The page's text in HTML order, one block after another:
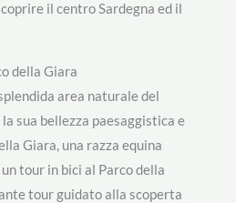
il centro Sardegna ed il
della Giara
area naturale del
sua bellezza paesaggistica e
Giara, una razza equina
tour in bici al Parco della
tour guidato alla scoperta